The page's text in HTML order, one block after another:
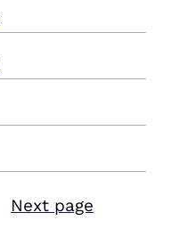
Next page